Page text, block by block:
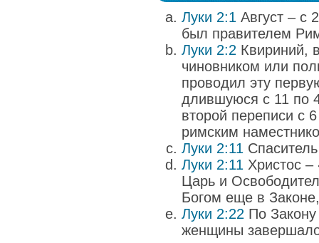
Луки 2:1 Август – с
был правителем
Луки 2:2 Квириний,
чиновником или
проводил эту
длившуюся с 11 по
второй переписи с
римским
Луки 2:11
Луки 2:11 Христос
Царь и
Богом еще в
Луки 2:22 По
женщины